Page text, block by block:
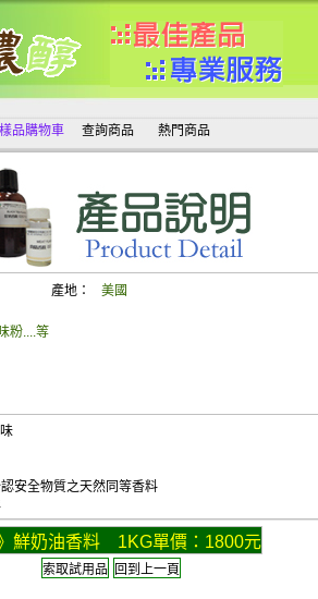
樣品購物車 查詢商品 熱門商品
產地：
美國
粉....等
安全物質之天然同等香料
鮮奶油香料 1KG單價：1800元